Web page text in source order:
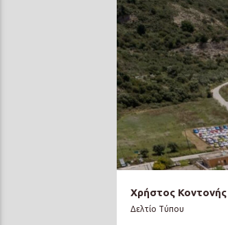
Χρήστος Κοντονής
Δελτίο Τύπου